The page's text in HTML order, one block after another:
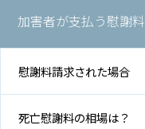
加害者が支払う慰謝料
慰謝料請求された場合
死亡慰謝料の相場は？